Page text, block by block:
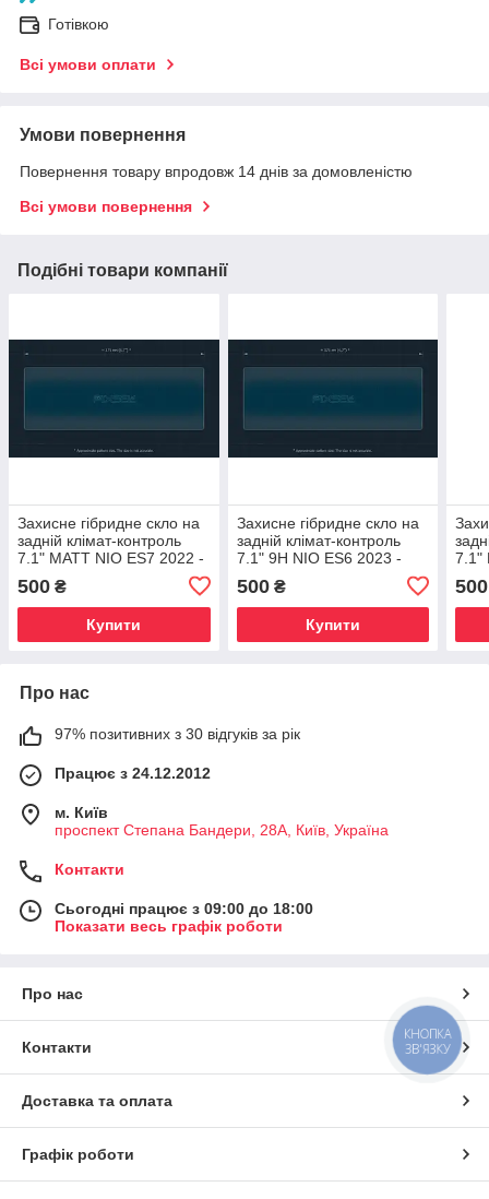
Готівкою
Всі умови оплати
Умови повернення
Повернення товару впродовж 14 днів за домовленістю
Всі умови повернення
Подібні товари компанії
Захисне гібридне скло на
задній клімат-контроль
7.1" MATT NIO ES7 2022 -
500 ₴
Купити
Захисне гібридне скло на
задній клімат-контроль
7.1" 9H NIO ES6 2023 -
500₴
Купити
7.1"
500
Про нас
97% позитивних з 30 відгуків за рік
Працює з 24.12.2012
м. Київ
проспект Степана Бандери, 28А, Київ, Україна
Контакти
Сьогодні працює з 09:00 до 18:00
Показати весь графік роботи
Про нас
Контакти
Доставка та оплата
Графік роботи
КНОПКА
ЗВ'ЯЗКУ